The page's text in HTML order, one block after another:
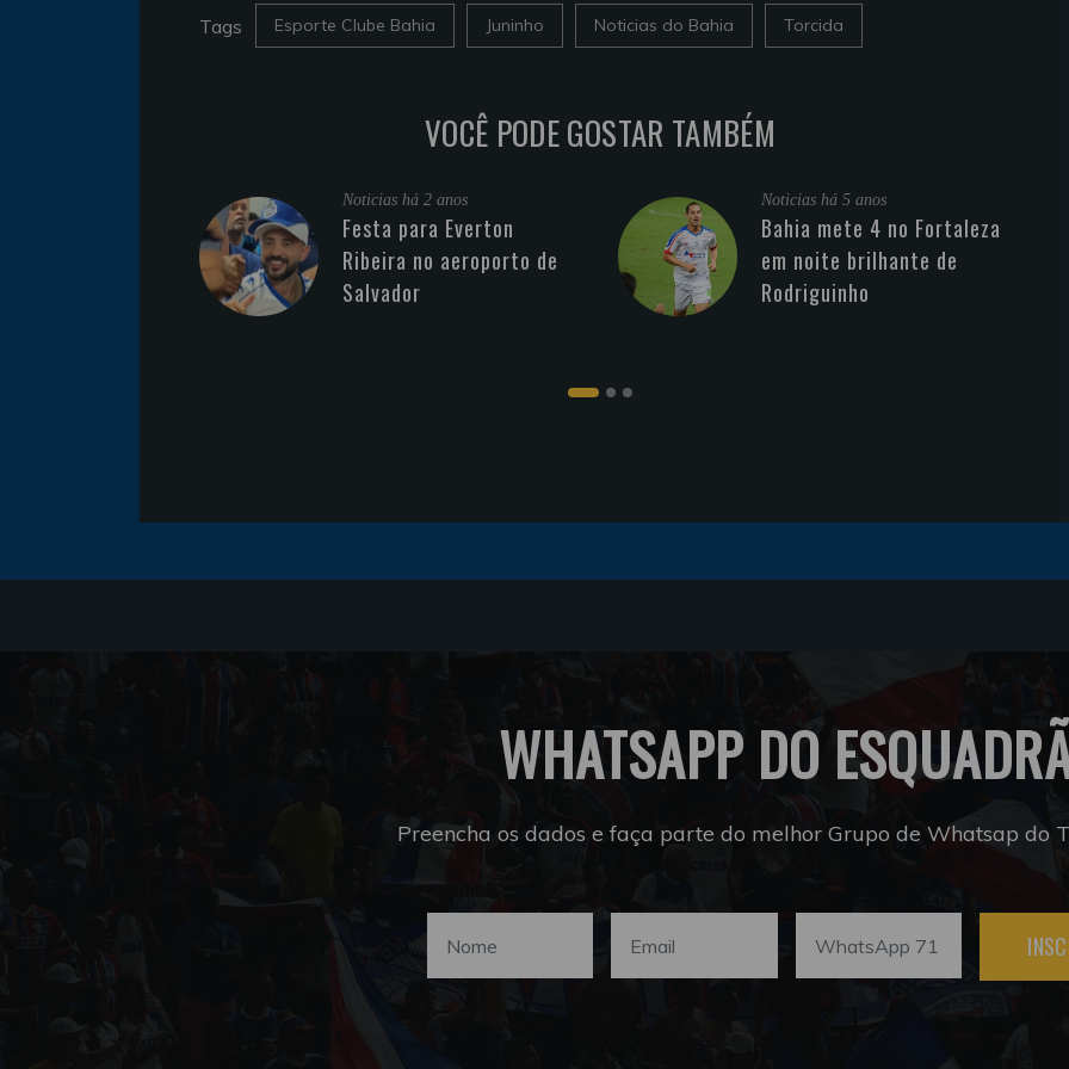
Tags Esporte Clube Bahia Juninho Noticias do Bahia Torcida
VOCÊ PODE GOSTAR TAMBÉM
Noticias há 2 anos
Festa para Everton
Ribeira no aeroporto de
Salvador
Noticias há 5 anos
Bahia mete 4 no Fortaleza
em noite brilhante de
Rodriguinho
WHATSAPP DO
Preencha os dados e faça parte do melhor Grupo de Whatsap do